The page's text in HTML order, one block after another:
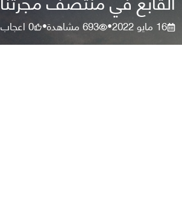
16 مايو 2022 •
693مشاهدة•
0اعجاب